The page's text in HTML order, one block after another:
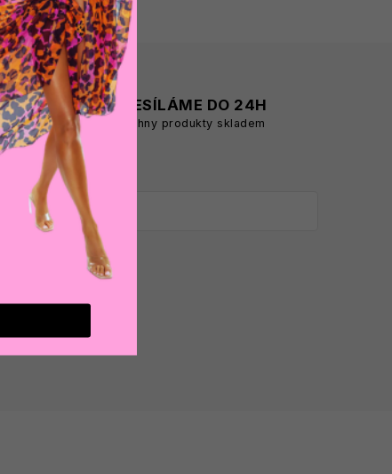
ODESÍLÁME DO 24H
všechny produkty skladem